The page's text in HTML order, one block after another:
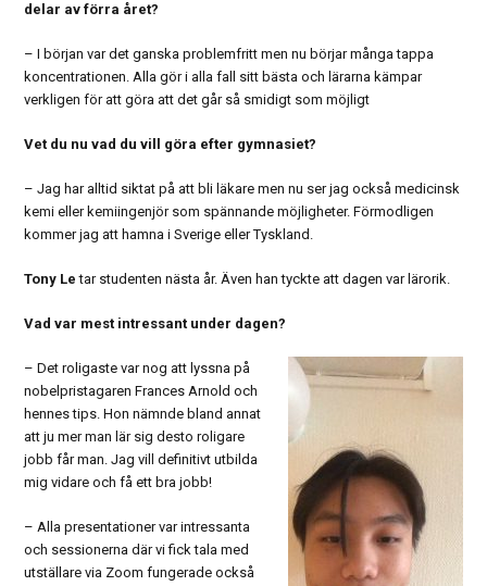
delar av förra året?
– I början var det ganska problemfritt men nu börjar många tappa
koncentrationen. Alla gör i alla fall sitt bästa och lärarna kämpar
verkligen för att göra att det går så smidigt som möjligt
Vet du nu vad du vill göra efter gymnasiet?
– Jag har alltid siktat på att bli läkare men nu ser jag också medicinsk
kemi eller kemiingenjör som spännande möjligheter. Förmodligen
kommer jag att hamna i Sverige eller Tyskland.
Tony Le tar studenten nästa år. Även han tyckte att dagen var lärorik.
Vad var mest intressant under dagen?
– Det roligaste var nog att lyssna på
nobelpristagaren Frances Arnold och
hennes tips. Hon nämnde bland annat
att ju mer man lär sig desto roligare
jobb får man. Jag vill definitivt utbilda
mig vidare och få ett bra jobb!
– Alla presentationer var intressanta
och sessionerna där vi fick tala med
utställare via Zoom fungerade också